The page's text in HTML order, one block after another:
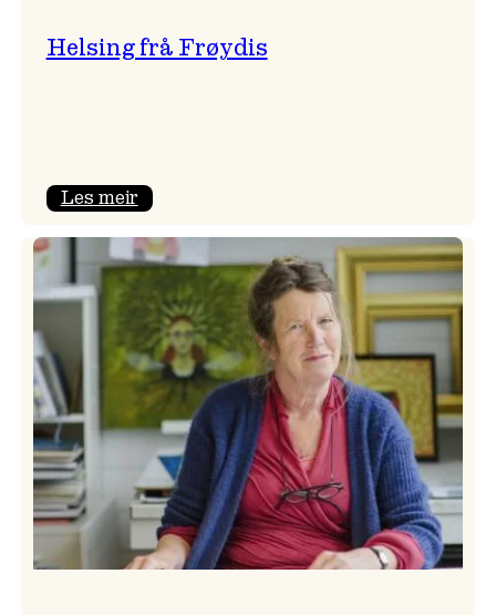
Helsing frå Frøydis
Les meir:
frå
Frøydis